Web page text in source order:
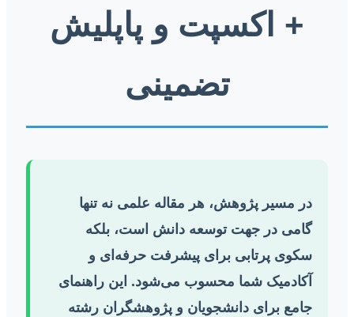
+ اکسپت و پاپلیش
تضمینی
در مسیر پژوهش، هر مقاله علمی نه تنها
گامی در جهت توسعه دانش است، بلکه
سکوی پرتابی برای پیشرفت حرفه‌ای و
آکادمیک شما محسوب می‌شود. این راهنمای
جامع برای دانشجویان و پژوهشگران رشته